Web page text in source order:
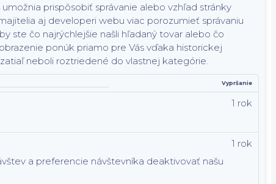
prispôsobiť správanie alebo vzhľad stránky
aj developeri webu viac porozumieť správaniu
ste čo najrýchlejšie našli hľadaný tovar alebo čo
ponúk priamo pre Vás vďaka historickej
neboli roztriedené do vlastnej kategórie.
Vypršanie
1 rok
a preferencie návštevníka deaktivovať našu
1 rok